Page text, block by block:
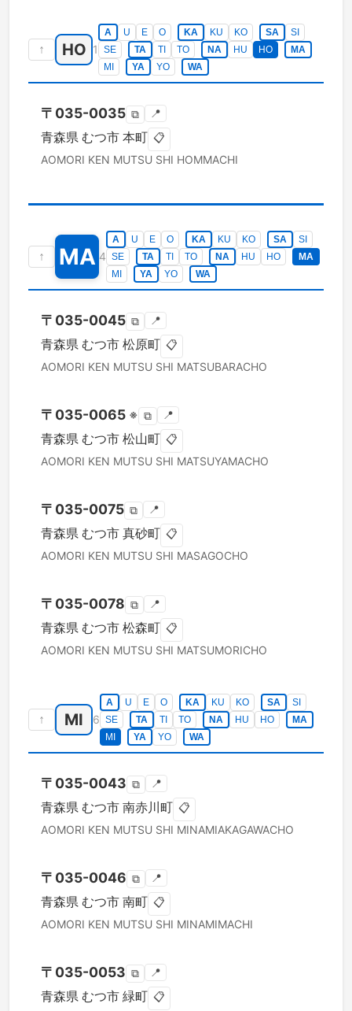
↑ HO 1
A U E O KA KU KO SA
SI
SE
TA TI TO NA HU HO
MA
MI
YA YO WA
〒 035-0035 ⧉ 📍
青森県 むつ市 本町 📋
AOMORI KEN MUTSU SHI HOMMACHI
↑ MA 4
A U E O KA KU KO SA
SI
SE
TA TI TO NA HU HO
MA
MI
YA YO WA
〒 035-0045 ⧉ 📍
青森県 むつ市 松原町 📋
AOMORI KEN MUTSU SHI MATSUBARACHO
〒 035-0065 ※ ⧉ 📍
青森県 むつ市 松山町 📋
AOMORI KEN MUTSU SHI MATSUYAMACHO
〒 035-0075 ⧉ 📍
青森県 むつ市 真砂町 📋
AOMORI KEN MUTSU SHI MASAGOCHO
〒 035-0078 ⧉ 📍
青森県 むつ市 松森町 📋
AOMORI KEN MUTSU SHI MATSUMORICHO
↑ MI 6
A U E O KA KU KO SA
SI
SE
TA TI TO NA HU HO
MA
MI
YA YO WA
〒 035-0043 ⧉ 📍
青森県 むつ市 南赤川町 📋
AOMORI KEN MUTSU SHI MINAMIAKAGAWACHO
〒 035-0046 ⧉ 📍
青森県 むつ市 南町 📋
AOMORI KEN MUTSU SHI MINAMIMACHI
〒 035-0053 ⧉ 📍
青森県 むつ市 緑町 📋